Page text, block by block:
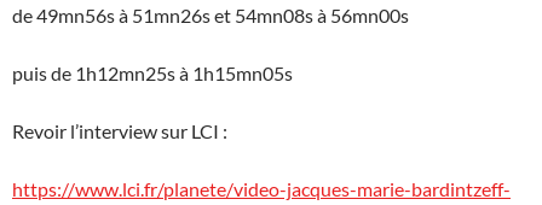
de 49mn56s à 51mn26s et 54mn08s à 56mn00s
puis de 1h12mn25s à 1h15mn05s
Revoir l’interview sur LCI :
https://www.lci.fr/planete/video-jacques-marie-bardintzeff-